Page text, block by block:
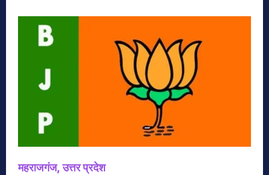
महराजगंज, उत्तर प्रदेश